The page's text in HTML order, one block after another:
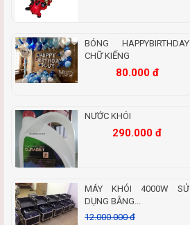
BÓNG HAPPYBIRTHDAY
CHỮ KIẾNG
80.000 đ
NƯỚC KHÓI
290.000 đ
MÁY KHÓI 4000W SỬ
DỤNG BẰNG...
12.000.000 đ